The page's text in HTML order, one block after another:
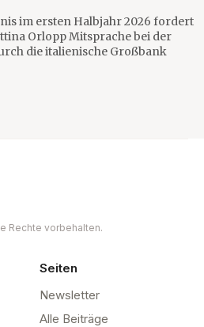
im ersten Halbjahr 2026 fordert
Orlopp Mitsprache bei der
die italienische Großbank
Rechte vorbehalten.
Seiten
Newsletter
Alle Beiträge